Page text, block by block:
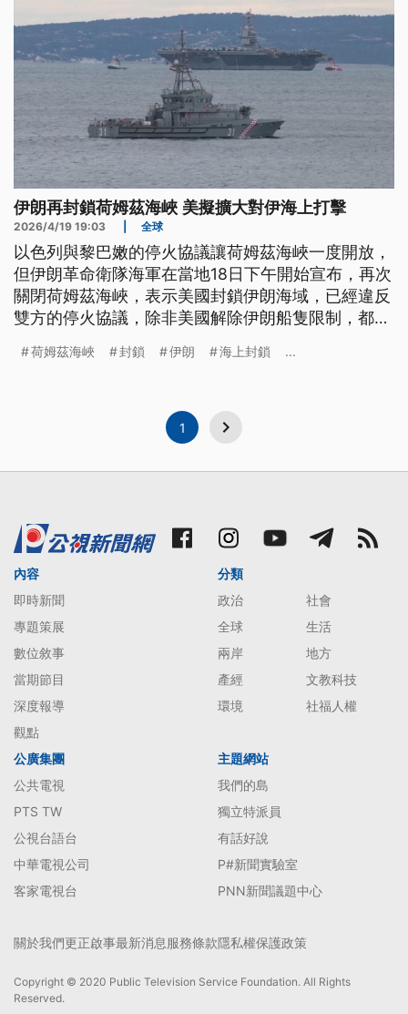
伊朗再封鎖荷姆茲海峽 美擬擴大對伊海上打擊
2026/4/19 19:03 全球
以色列與黎巴嫩的停火協議讓荷姆茲海峽一度開放，
但伊朗革命衛隊海軍在當地18日下午開始宣布，再次
關閉荷姆茲海峽，表示美國封鎖伊朗海域，已經違反
雙方的停火協議，除非美國解除伊朗船隻限制，都不
對伊朗的海上打擊行動擴大到中東以外地區。
荷姆茲海峽 封鎖 伊朗 海上封鎖 ...
1
內容
即時新聞
專題策展
數位敘事
當期節目
深度報導
觀點
分類
政治
社會
全球
生活
兩岸
地方
產經
文教科技
環境
社福人權
公廣集團
公共電視
PTS TW
公視台語台
中華電視公司
客家電視台
主題網站
我們的島
獨立特派員
有話好說
P#新聞實驗室
PNN新聞議題中心
關於我們更正啟事最新消息服務條款隱私權保護政策
Copyright © 2020 Public Television Service Foundation. All Rights
Reserved.